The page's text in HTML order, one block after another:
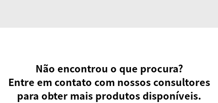
Não encontrou o que procura?
Entre em contato com nossos consultores
para obter mais produtos disponíveis.